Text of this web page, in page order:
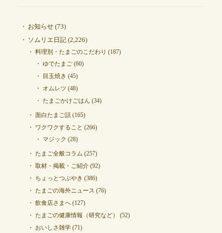
お知らせ(73)
ソムリエ日記(2,226)
料理別・たまごのこだわり (187)
ゆでたまご(60)
目玉焼き (45)
オムレツ (48)
たまごかけごはん (34)
面白たまご話(165)
ワクワクすること (266)
マジック (28)
たまご全般コラム (257)
取材・掲載・ご紹介(92)
ちょっとつぶやき (386)
たまごの海外ニュース (76)
飲食店さまへ(127)
たまごの健康情報（研究など）
(52)
おいしさ雑学(71)